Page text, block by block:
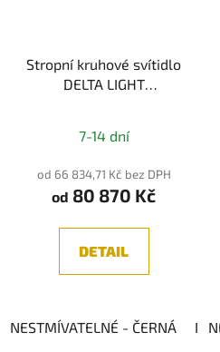
Stropní kruhové svítidlo
DELTA LIGHT
7-14 dní
od 66 834,71 Kč bez DPH
od 80 870 Kč
DETAIL
NESTMÍVATELNÉ - ČERNÁ